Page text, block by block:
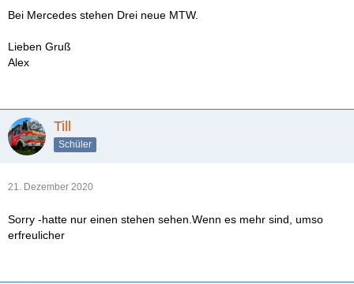
Bei Mercedes stehen Drei neue MTW.
Lieben Gruß
Alex
Till
Schüler
21. Dezember 2020
Sorry -hatte nur einen stehen sehen.Wenn es mehr sind, umso
erfreulicher